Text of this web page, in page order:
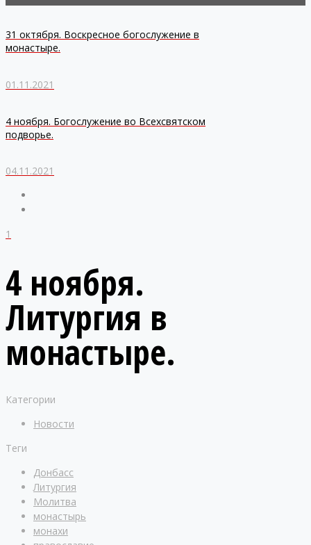
31 октября. Воскресное богослужение в
монастыре.
01.11.2021
4 ноября. Богослужение во Всехсвятском
подворье.
04.11.2021
1
4 ноября.
Литургия в
монастыре.
Категории
Новости
Теги
Донбасс
Литургия
Молитва
монастырь
монахи